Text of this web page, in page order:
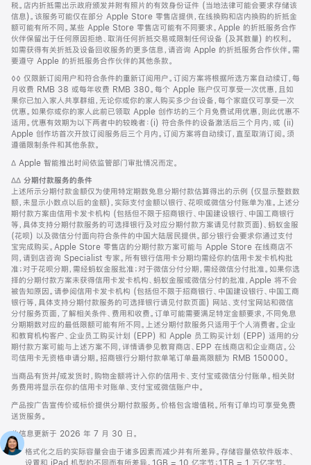
税。店内折抵需出示政府颁发并附有照片的有效身份证件 (当地法律可能会要求存储该
信息)。该服务可能仅在部分 Apple Store 零售店提供，在线换购和店内换购的折抵金
额可能有所不同。某些 Apple Store 零售店可能有不同要求。Apple 的折抵服务合作
伙伴保留出于任何原因拒绝、取消任何折抵交易或限制任何设备 (及其数量) 的权利。
如需获得有关折抵及设备回收服务的更多信息，请咨询 Apple 的折抵服务合作伙伴。需
要遵守 Apple 的折抵服务合作伙伴的其他条款。
脚
注
◊◊ 仅限新订阅用户和符合条件的重新订阅用户。订阅方案将根据所选方案自动续订，每
月收费 RMB 38 或每年收费 RMB 380。每个 Apple 账户仅可享受一次优惠，且如
果你已加入家人共享群组，无论你或你的家人购买多少台设备，每个家庭仅可享受一次
优惠。如果你或你的家人此前已领取 Apple 创作坊的三个月免费试用优惠，则此优惠不
适用。优惠有效期为以下两者中的较晚者：(i) 符合条件的设备激活后三个月内，或 (ii)
Apple 创作坊首次开放订阅服务后三个月内。订阅方案将自动续订，直至取消订阅。须
遵循限制条件和其他条款。
脚
∆ Apple 智能推出时间依监管部门审批情况而定。
脚
注
∆∆ 分期付款服务的条件
上述所示分期付款金额仅为使用特定期数免息分期付款估算得出的示例 (仅显示整数数
额，未显示小数点以后的金额)，实际支付金额以银行、花呗或微信分付账单为准。上述分
期付款方案由信用卡发卡机构 (包括但不限于招商银行、中国建设银行、中国工商银行
等，具体支持分期付款服务的可选择银行及对应分期付款方案请见付款页面)、蚂蚁金服
(花呗) 以及微信分付面向符合条件的中国大陆居民提供。部分银行会要求你通过支付
宝完成购买。Apple Store 零售店的分期付款方案可能与 Apple Store 在线商店不
同，请到店咨询 Specialist 专家。所有银行信用卡分期均需经你的信用卡发卡机构批
准；对于花呗分期，需经蚂蚁金服批准；对于微信分付分期，需经微信分付批准。如果你选
择的分期付款方案未获得信用卡发卡机构、蚂蚁金服或微信分付的批准，Apple 将不会
被告知原因。请参阅信用卡发卡机构 (包括但不限于招商银行、中国建设银行、中国工商
银行等，具体支持分期付款服务的可选择银行请见付款页面) 网站、支付宝网站和微信
分付服务页面，了解相关条件、费用和收费。订单可能需要满足特定金额要求，不同免息
分期期数对应的最低限额可能有所不同。上述分期付款服务只适用于个人消费者。企业
和教育机构客户、企业员工购买计划 (EPP) 和 Apple 员工购买计划 (EPP) 适用的分
期付款方案可能与上述方案不同，详情请参见教育商店、EPP 在线商店和企业商店。公
司信用卡无资格申请分期。招商银行分期付款单笔订单最高限额为 RMB 150000。
当商品有货并/或发货时，购物金额将计入你的信用卡、支付宝或微信分付账单。相关财
务费用将显示在你的信用卡对账单、支付宝或微信账户中。
产品按广告宣传价或标价提供分期付款服务。价格包含增值税。所有订单均可享受免费
送货服务。
此信息更新于 2026 年 7 月 30 日。
脚
1.
格式化之后的实际容量会由于诸多因素而减少并有所差异。存储容量依软件版本、
设置和 iPad 机型的不同而有所差异。1GB = 10 亿字节；1TB = 1 万亿字节。